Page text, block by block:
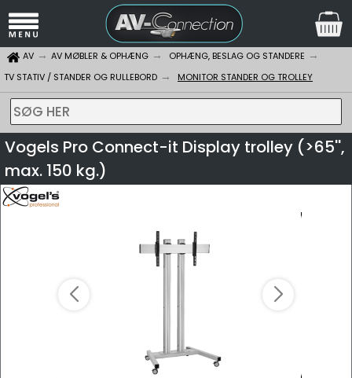
AV AV MØBLER & OPHÆNG
OPHÆNG, BESLAG OG STANDERE
TV STATIV / STANDER OG RULLEBORD
MONITOR STANDER OG TROLLEY
SØG HER
Vogels Pro Connect-it Display trolley (>65'',
max. 150 kg.)